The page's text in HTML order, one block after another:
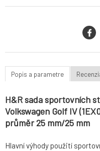
Popis a parametre
H&R sada sportovních
Volkswagen Golf IV
průměr 25 mm/25 mm
Hlavní výhody použití